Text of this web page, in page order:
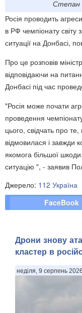
Степан
Росія проводить
в РФ чемпіонату світу
ситуації на Донбасі,
Про це розповів
відповідаючи на
Донбасі під час
"Росія може почати
проведення
цього, свідчать про
відмовилася і завжди
якомога більшої
ситуацію ", - заявив
Джерело: 112 Україна
FaceBook
Дрони знову
кластер в
неділя, 9 серпень